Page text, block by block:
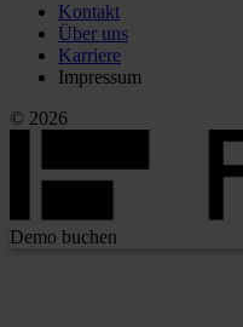
Kontakt
Über uns
Karriere
Impressum
© 2026
Demo buchen